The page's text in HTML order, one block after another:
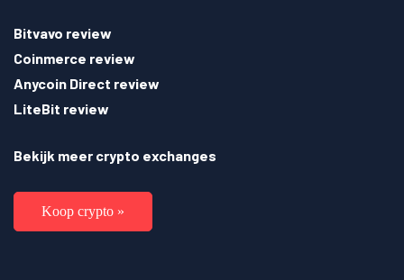
Bitvavo review
Coinmerce review
Anycoin Direct review
LiteBit review
Bekijk meer crypto exchanges
Koop crypto »